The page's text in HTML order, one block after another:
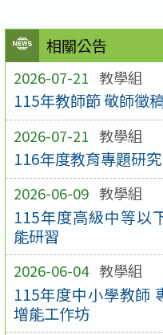
相關公告
2026-07-21 教學組
115年教師節 敬師徵
2026-07-21 教學組
116年度教育專題研
2026-06-09 教學組
115年度高級中等以
能研習
2026-06-04 教學組
115年度中小學教師
增能工作坊